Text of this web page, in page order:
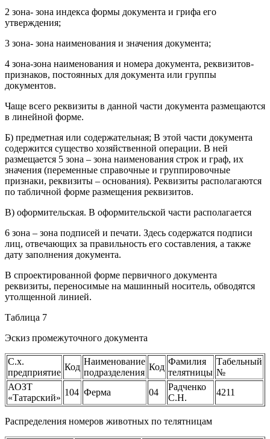
2 зона- зона индекса формы документа и грифа его
утверждения;
3 зона- зона наименования и значения документа;
4 зона-зона наименования и номера документа, реквизитов-
признаков, постоянных для документа или группы
документов.
Чаще всего реквизиты в данной части документа размещаются
в линейной форме.
Б) предметная или содержательная; В этой части документа
содержится существо хозяйственной операции. В ней
размещается 5 зона – зона наименования строк и граф, их
значения (переменные справочные и группировочные
признаки, реквизиты – основания). Реквизиты располагаются
по табличной форме размещения реквизитов.
В) оформительская. В оформительской части располагается
6 зона – зона подписей и печати. Здесь содержатся подписи
лиц, отвечающих за правильность его составления, а также
дату заполнения документа.
В спроектированной форме первичного документа
реквизиты, переносимые на машинный носитель, обводятся
утолщенной линией.
Таблица 7
Эскиз промежуточного документа
С.х.
предприятие
Код
Наименование
подразделения
Код
Фамилия
телятницы
Табельный
№
АОЗТ
«Татарский»
104 Ферма 04
Радченко
С.Н.
4211
Распределения номеров животных по телятницам